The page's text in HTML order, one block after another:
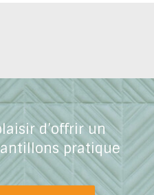
d’offrir un
pratique